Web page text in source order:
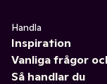
Handla
Inspiration
Vanliga frågor
Så handlar du